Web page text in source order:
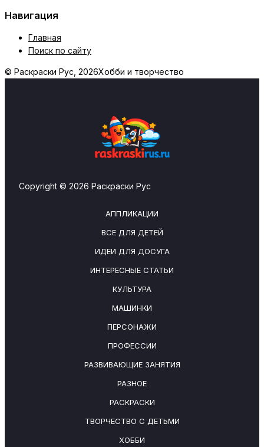
Навигация
Главная
Поиск по сайту
© Раскраски Рус, 2026Хобби и творчество
Copyright © 2026 Раскраски Рус
АППЛИКАЦИИ
ВСЕ ДЛЯ ДЕТЕЙ
ИДЕИ ДЛЯ ДОСУГА
ИНТЕРЕСНЫЕ СТАТЬИ
КУЛЬТУРА
МАШИНКИ
ПЕРСОНАЖИ
ПРОФЕССИИ
РАЗВИВАЮЩИЕ ЗАНЯТИЯ
РАЗНОЕ
РАСКРАСКИ
ТВОРЧЕСТВО С ДЕТЬМИ
ХОББИ